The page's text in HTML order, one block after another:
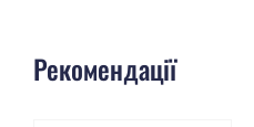
Рекомендації